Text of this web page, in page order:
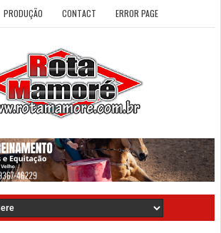
PRODUÇÃO CONTACT ERROR PAGE